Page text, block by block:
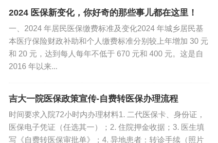
劳动者终止劳动关系。
1.如果员工在离职前12个月里，工资存在着不
月份是需要扣除的，不计算进来。2.如果员工离职前12个月
的平均工资超过当地上年度社平工资三倍以上的，则计算
基数按上年度社平工资的三倍计算。
单位就业人员年平均工资情况 2023年
2024 医保新变化，你好奇的那些事儿都在这里！
一、2024 年居民医保缴费标准及变化2024 年城乡居民基
本医疗保险财政补助和个人缴费标准分别较上年增加 30 元
和 20 元，达到每人每年不低于 670 元和 400 元。这是自
2016 年以来...
吉大一院医保政策宣传-自费转医保办理流程
时间要求入院72小时内办理材料1. 二代医保卡、身份证，
医保电子凭证（任选其一）；2. 住院押金收据；3. 医生填
写《自费转医保审批单》；4. 异地患者：转诊手续（照片